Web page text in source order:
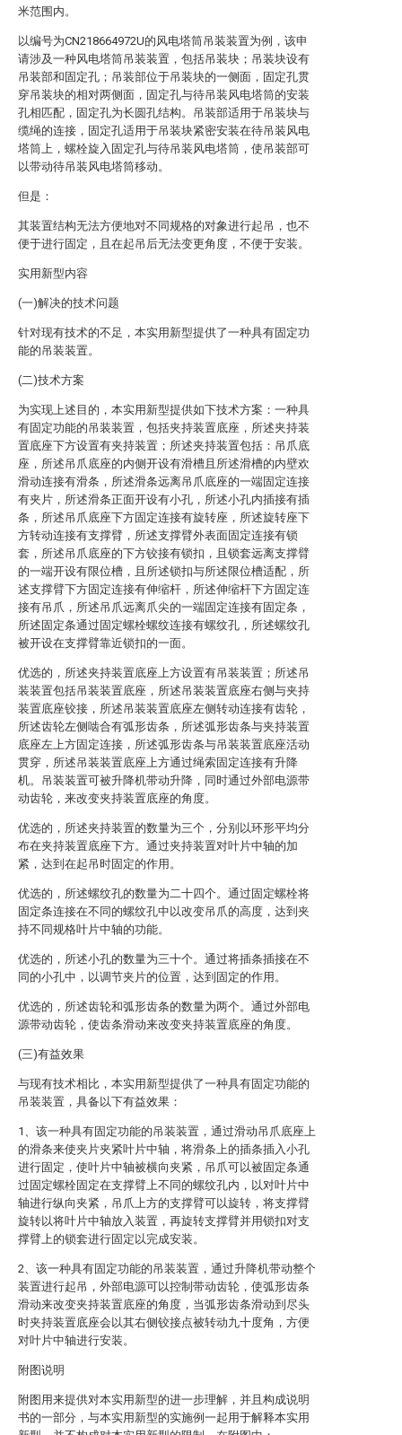
米范围内。
以编号为CN218664972U的风电塔筒吊装装置为例，该申
请涉及一种风电塔筒吊装装置，包括吊装块；吊装块设有
吊装部和固定孔；吊装部位于吊装块的一侧面，固定孔贯
穿吊装块的相对两侧面，固定孔与待吊装风电塔筒的安装
孔相匹配，固定孔为长圆孔结构。吊装部适用于吊装块与
缆绳的连接，固定孔适用于吊装块紧密安装在待吊装风电
塔筒上，螺栓旋入固定孔与待吊装风电塔筒，使吊装部可
以带动待吊装风电塔筒移动。
但是：
其装置结构无法方便地对不同规格的对象进行起吊，也不
便于进行固定，且在起吊后无法变更角度，不便于安装。
实用新型内容
(一)解决的技术问题
针对现有技术的不足，本实用新型提供了一种具有固定功
能的吊装装置。
(二)技术方案
为实现上述目的，本实用新型提供如下技术方案：一种具
有固定功能的吊装装置，包括夹持装置底座，所述夹持装
置底座下方设置有夹持装置；所述夹持装置包括：吊爪底
座，所述吊爪底座的内侧开设有滑槽且所述滑槽的内壁欢
滑动连接有滑条，所述滑条远离吊爪底座的一端固定连接
有夹片，所述滑条正面开设有小孔，所述小孔内插接有插
条，所述吊爪底座下方固定连接有旋转座，所述旋转座下
方转动连接有支撑臂，所述支撑臂外表面固定连接有锁
套，所述吊爪底座的下方铰接有锁扣，且锁套远离支撑臂
的一端开设有限位槽，且所述锁扣与所述限位槽适配，所
述支撑臂下方固定连接有伸缩杆，所述伸缩杆下方固定连
接有吊爪，所述吊爪远离爪尖的一端固定连接有固定条，
所述固定条通过固定螺栓螺纹连接有螺纹孔，所述螺纹孔
被开设在支撑臂靠近锁扣的一面。
优选的，所述夹持装置底座上方设置有吊装装置；所述吊
装装置包括吊装装置底座，所述吊装装置底座右侧与夹持
装置底座铰接，所述吊装装置底座左侧转动连接有齿轮，
所述齿轮左侧啮合有弧形齿条，所述弧形齿条与夹持装置
底座左上方固定连接，所述弧形齿条与吊装装置底座活动
贯穿，所述吊装装置底座上方通过绳索固定连接有升降
机。吊装装置可被升降机带动升降，同时通过外部电源带
动齿轮，来改变夹持装置底座的角度。
优选的，所述夹持装置的数量为三个，分别以环形平均分
布在夹持装置底座下方。通过夹持装置对叶片中轴的加
紧，达到在起吊时固定的作用。
优选的，所述螺纹孔的数量为二十四个。通过固定螺栓将
固定条连接在不同的螺纹孔中以改变吊爪的高度，达到夹
持不同规格叶片中轴的功能。
优选的，所述小孔的数量为三十个。通过将插条插接在不
同的小孔中，以调节夹片的位置，达到固定的作用。
优选的，所述齿轮和弧形齿条的数量为两个。通过外部电
源带动齿轮，使齿条滑动来改变夹持装置底座的角度。
(三)有益效果
与现有技术相比，本实用新型提供了一种具有固定功能的
吊装装置，具备以下有益效果：
1、该一种具有固定功能的吊装装置，通过滑动吊爪底座上
的滑条来使夹片夹紧叶片中轴，将滑条上的插条插入小孔
进行固定，使叶片中轴被横向夹紧，吊爪可以被固定条通
过固定螺栓固定在支撑臂上不同的螺纹孔内，以对叶片中
轴进行纵向夹紧，吊爪上方的支撑臂可以旋转，将支撑臂
旋转以将叶片中轴放入装置，再旋转支撑臂并用锁扣对支
撑臂上的锁套进行固定以完成安装。
2、该一种具有固定功能的吊装装置，通过升降机带动整个
装置进行起吊，外部电源可以控制带动齿轮，使弧形齿条
滑动来改变夹持装置底座的角度，当弧形齿条滑动到尽头
时夹持装置底座会以其右侧铰接点被转动九十度角，方便
对叶片中轴进行安装。
附图说明
附图用来提供对本实用新型的进一步理解，并且构成说明
书的一部分，与本实用新型的实施例一起用于解释本实用